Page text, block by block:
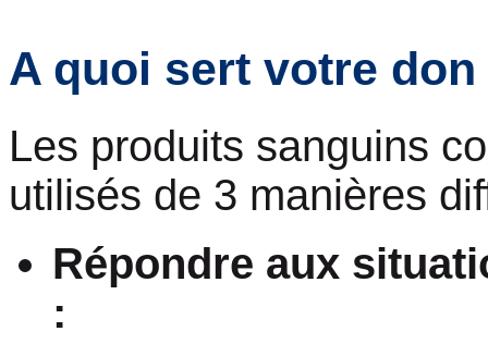
A quoi sert votre don
Les produits sanguins
utilisés de 3 manières
Répondre aux
: